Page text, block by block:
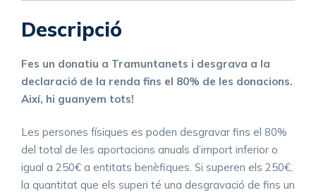
Descripció
Fes un donatiu a Tramuntanets i desgrava a la
declaració de la renda fins el 80% de les donacions.
Així, hi guanyem tots!
Les persones físiques es poden desgravar fins el 80%
del total de les aportacions anuals d’import inferior o
igual a 250€ a entitats benèfiques. Si superen els 250€,
la quantitat que els superi té una desgravació de fins un